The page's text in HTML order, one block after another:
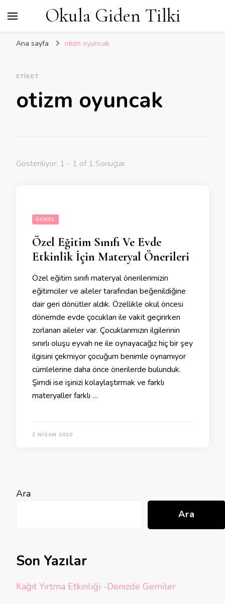
Okula Giden Tilki
Ana sayfa otizm oyuncak
ETIKET
otizm oyuncak
Gösteriliyor: 1 - 1 of 1 Sonuçlar
GENEL
Özel Eğitim Sınıfı Ve Evde
Etkinlik İçin Materyal Önerileri
Özel eğitim sınıfı materyal önerilerimizin
eğitimciler ve aileler tarafından beğenildiğine
dair geri dönütler aldık. Özellikle okul öncesi
dönemde evde çocukları ile vakit geçirirken
zorlanan aileler var. Çocuklarımızın ilgilerinin
sınırlı oluşu eyvah ne ile oynayacağız hiç bir şey
ilgisini çekmiyor çocuğum benimle oynamıyor
cümlelerine daha önce önerilerde bulunduk.
Şimdi ise işinizi kolaylaştırmak ve farklı
materyaller farklı …
2 NISAN 2020
Ara
Ara
Son Yazılar
Kağıt Yırtma Etkinliği -Denizde Gemiler